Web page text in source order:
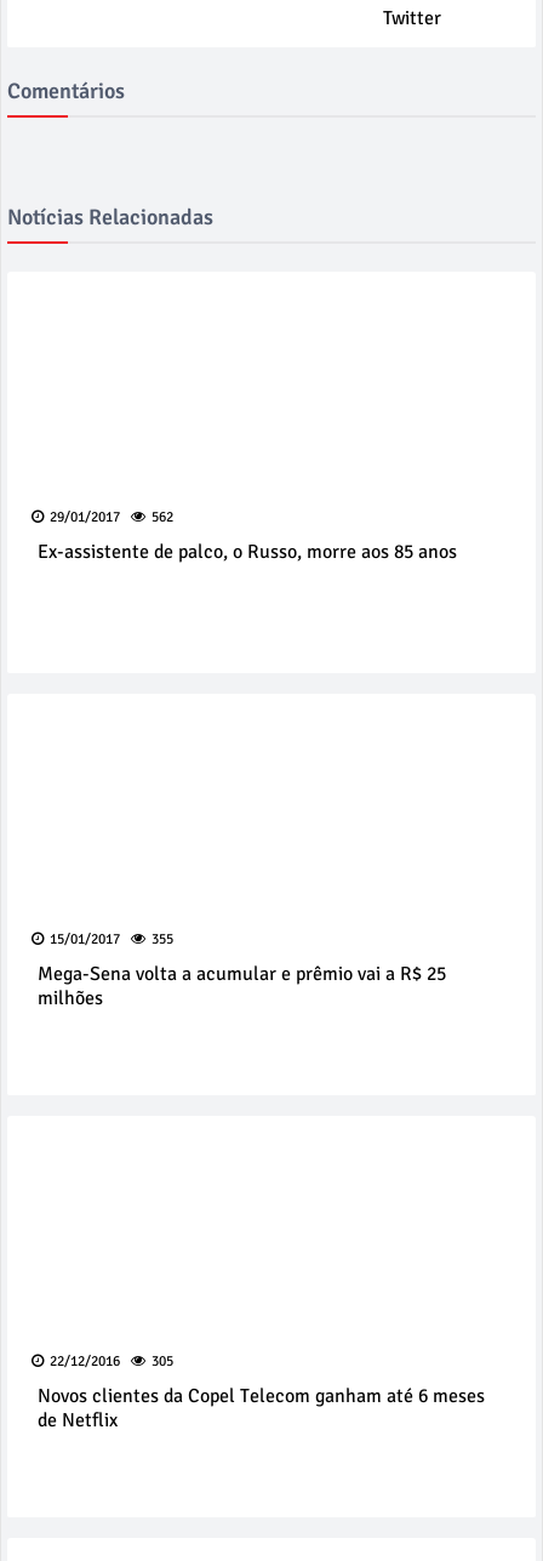
Twitter
Comentários
Notícias Relacionadas
29/01/2017 562
Ex-assistente de palco, o Russo, morre aos 85 anos
15/01/2017 355
Mega-Sena volta a acumular e prêmio vai a R$ 25
milhões
22/12/2016 305
Novos clientes da Copel Telecom ganham até 6 meses
de Netflix